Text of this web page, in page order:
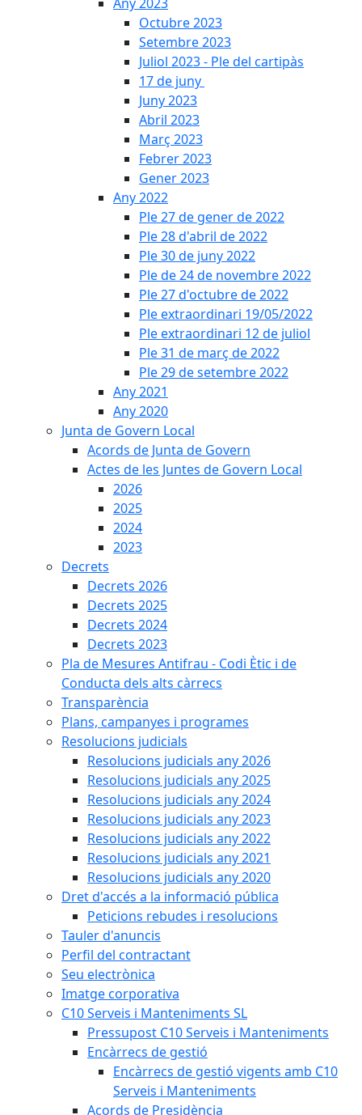
Octubre 2023
Setembre 2023
Juliol 2023 - Ple del cartipàs
17 de juny
Juny 2023
Abril 2023
Març 2023
Febrer 2023
Gener 2023
Any 2022
Ple 27 de gener de 2022
Ple 28 d'abril de 2022
Ple 30 de juny 2022
Ple de 24 de novembre 2022
Ple 27 d'octubre de 2022
Ple extraordinari 19/05/2022
Ple extraordinari 12 de juliol
Ple 31 de març de 2022
Ple 29 de setembre 2022
Any 2021
Any 2020
Junta de Govern Local
Acords de Junta de Govern
Actes de les Juntes de Govern Local
2026
2025
2024
2023
Decrets
Decrets 2026
Decrets 2025
Decrets 2024
Decrets 2023
Pla de Mesures Antifrau - Codi Ètic i de
Conducta dels alts càrrecs
Transparència
Plans, campanyes i programes
Resolucions judicials
Resolucions judicials any 2026
Resolucions judicials any 2025
Resolucions judicials any 2024
Resolucions judicials any 2023
Resolucions judicials any 2022
Resolucions judicials any 2021
Resolucions judicials any 2020
Dret d'accés a la informació pública
Peticions rebudes i resolucions
Tauler d'anuncis
Perfil del contractant
Seu electrònica
Imatge corporativa
C10 Serveis i Manteniments SL
Pressupost C10 Serveis i Manteniments
Encàrrecs de gestió
Encàrrecs de gestió vigents amb C10
Serveis i Manteniments
Acords de Presidència